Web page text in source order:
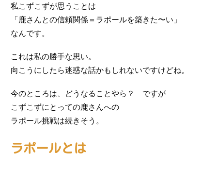
私こずこずが思うことは
「鹿さんとの信頼関係＝ラポールを築きた〜い」
なんです。
これは私の勝手な思い。
向こうにしたら迷惑な話かもしれないですけどね。
今のところは、どうなることやら？ ですが
こずこずにとっての鹿さんへの
ラポール挑戦は続きそう。
ラポールとは